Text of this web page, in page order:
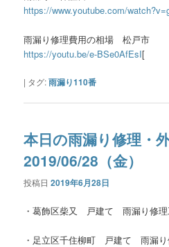
https://www.youtube.com/
雨漏り修理費用の相場 松戸市
https://youtu.be/e-BSe0AfEsI[
| タグ:雨漏り110番
本日の雨漏り修理・
2019/06/28（金）
投稿日2019年6月28日
・葛飾区柴又 戸建て 雨漏り修理
・足立区千住柳町 戸建て 雨漏り